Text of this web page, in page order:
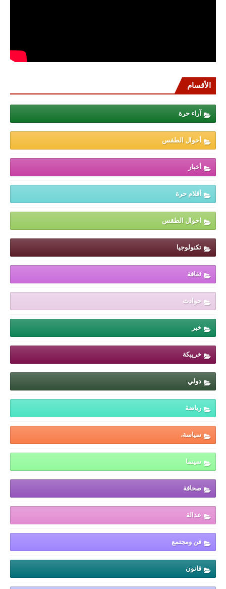
الأقسام
آراء حرة
أحوال الطقس
أخبار
أقلام حرة
احوال الطقس
تكنولوجيا
ثقافة
حوادث
خبر
خريبكة
دولي
رياضة
سياسة،
سينما
صحافة
عدالة
فن ومجتمع
قانون